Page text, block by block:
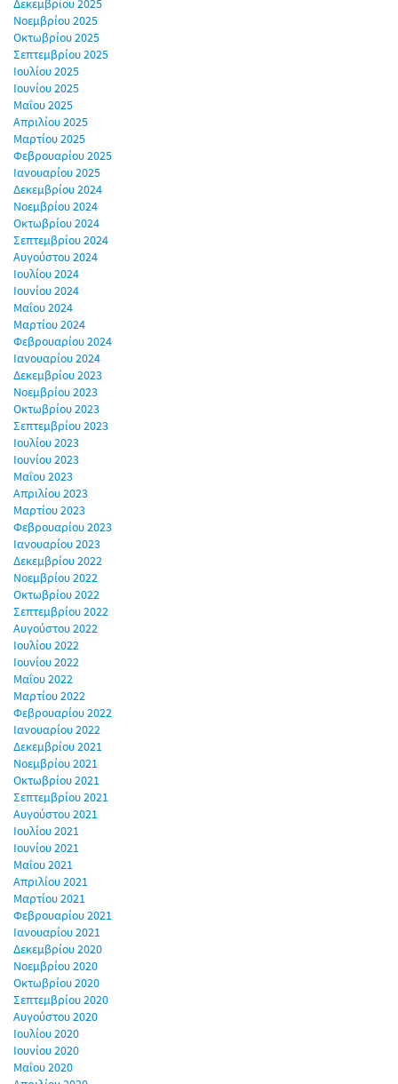
Δεκεμβρίου 2025
Νοεμβρίου 2025
Οκτωβρίου 2025
Σεπτεμβρίου 2025
Ιουλίου 2025
Ιουνίου 2025
Μαΐου 2025
Απριλίου 2025
Μαρτίου 2025
Φεβρουαρίου 2025
Ιανουαρίου 2025
Δεκεμβρίου 2024
Νοεμβρίου 2024
Οκτωβρίου 2024
Σεπτεμβρίου 2024
Αυγούστου 2024
Ιουλίου 2024
Ιουνίου 2024
Μαΐου 2024
Μαρτίου 2024
Φεβρουαρίου 2024
Ιανουαρίου 2024
Δεκεμβρίου 2023
Νοεμβρίου 2023
Οκτωβρίου 2023
Σεπτεμβρίου 2023
Ιουλίου 2023
Ιουνίου 2023
Μαΐου 2023
Απριλίου 2023
Μαρτίου 2023
Φεβρουαρίου 2023
Ιανουαρίου 2023
Δεκεμβρίου 2022
Νοεμβρίου 2022
Οκτωβρίου 2022
Σεπτεμβρίου 2022
Αυγούστου 2022
Ιουλίου 2022
Ιουνίου 2022
Μαΐου 2022
Μαρτίου 2022
Φεβρουαρίου 2022
Ιανουαρίου 2022
Δεκεμβρίου 2021
Νοεμβρίου 2021
Οκτωβρίου 2021
Σεπτεμβρίου 2021
Αυγούστου 2021
Ιουλίου 2021
Ιουνίου 2021
Μαΐου 2021
Απριλίου 2021
Μαρτίου 2021
Φεβρουαρίου 2021
Ιανουαρίου 2021
Δεκεμβρίου 2020
Νοεμβρίου 2020
Οκτωβρίου 2020
Σεπτεμβρίου 2020
Αυγούστου 2020
Ιουλίου 2020
Ιουνίου 2020
Μαΐου 2020